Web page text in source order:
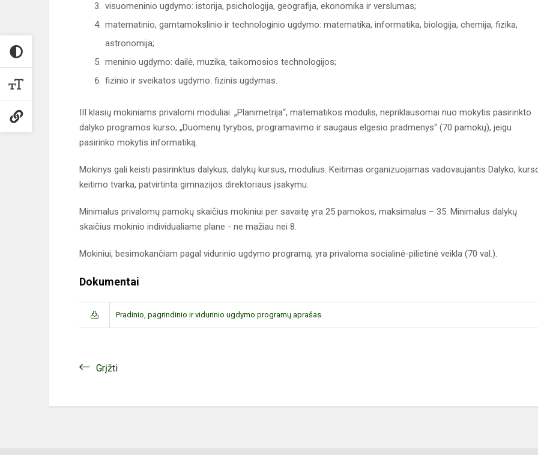
visuomeninio ugdymo: istorija, psichologija, geografija, ekonomika ir verslumas;
matematinio, gamtamokslinio ir technologinio ugdymo: matematika, informatika, biologija, chemija, fizika,
astronomija;
meninio ugdymo: dailė, muzika, taikomosios technologijos;
fizinio ir sveikatos ugdymo: fizinis ugdymas.
III klasių mokiniams privalomi moduliai: „Planimetrija“, matematikos modulis, nepriklausomai nuo mokytis pasirinkto
dalyko programos kurso; „Duomenų tyrybos, programavimo ir saugaus elgesio pradmenys“ (70 pamokų), jeigu
pasirinko mokytis informatiką.
Mokinys gali keisti pasirinktus dalykus, dalykų kursus, modulius. Keitimas organizuojamas vadovaujantis Dalyko,
keitimo tvarka, patvirtinta gimnazijos direktoriaus įsakymu.
Minimalus privalomų pamokų skaičius mokiniui per savaitę yra 25 pamokos, maksimalus – 35. Minimalus dalykų
skaičius mokinio individualiame plane - ne mažiau nei 8.
Mokiniui, besimokančiam pagal vidurinio ugdymo programą, yra privaloma socialinė-pilietinė veikla (70 val.).
Dokumentai
Pradinio, pagrindinio ir vidurinio ugdymo programų aprašas
Grįžti